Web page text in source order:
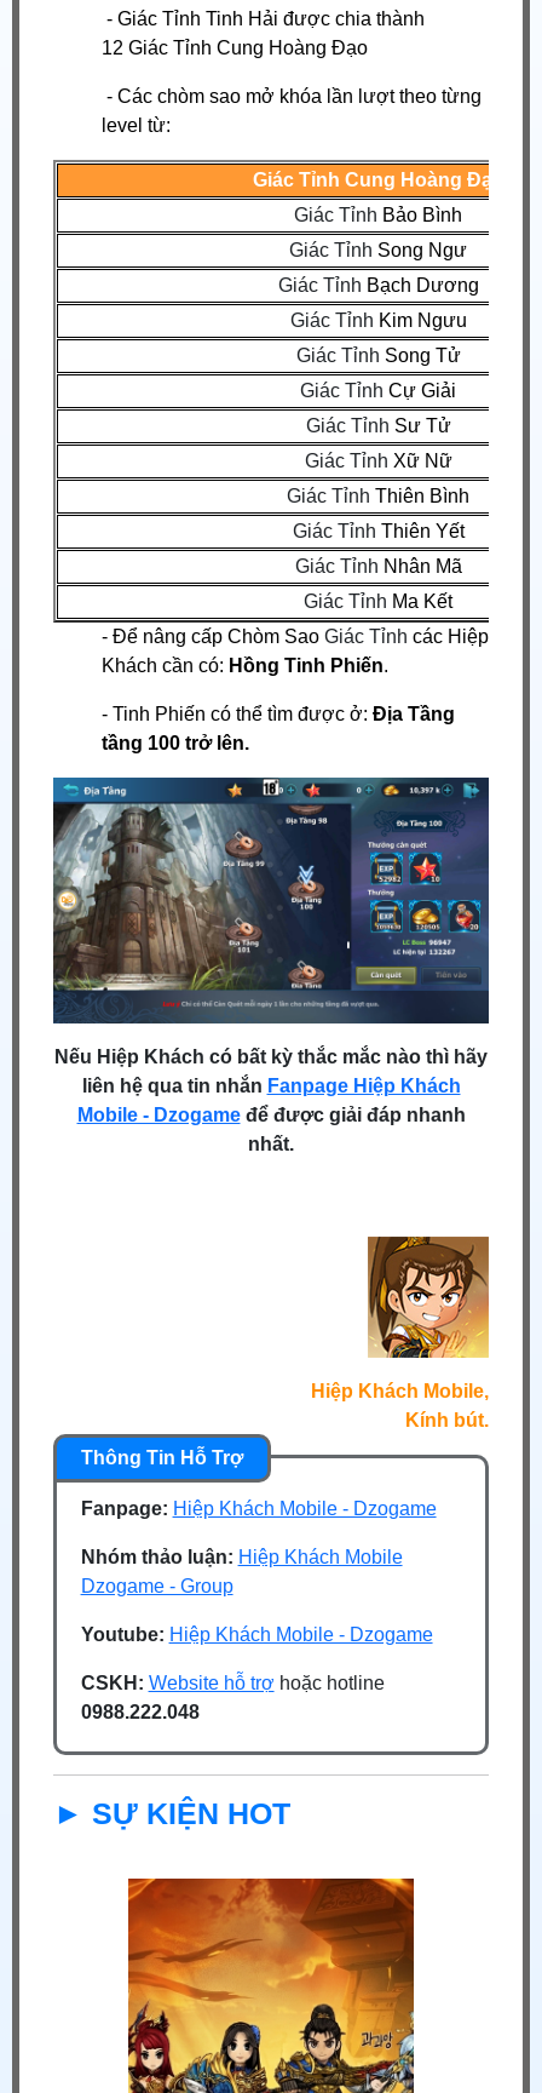
- Giác Tỉnh Tinh Hải được chia thành
12 Giác Tỉnh Cung Hoàng Đạo
- Các chòm sao mở khóa lần lượt theo từng
level từ:
Giác Tỉnh Cung Hoàng Đạo
Giác Tỉnh Bảo Bình
Giác Tỉnh Song Ngư
Giác Tỉnh Bạch Dương
Giác Tỉnh Kim Ngưu
Giác Tỉnh Song Tử
Giác TỉnhCự Giải
Giác Tỉnh Sư Tử
Giác Tỉnh Xữ Nữ
Giác TỉnhThiên Bình
Giác Tỉnh Thiên Yết
Giác Tỉnh Nhân Mã
Giác Tỉnh Ma Kết
- Để nâng cấp Chòm Sao Giác Tỉnh các Hiệp
Khách cần có: Hồng Tinh Phiến.
- Tinh Phiến có thể tìm được ở: Địa Tầng
tầng 100 trở lên.
Nếu Hiệp Khách có bất kỳ thắc mắc nào thì hãy
liên hệ qua tin nhắn Fanpage Hiệp Khách
Mobile - Dzogameđể được giải đáp nhanh
nhất.
Hiệp Khách Mobile,
Kính bút.
Fanpage: Hiệp Khách Mobile - Dzogame
Nhóm thảo luận: Hiệp Khách Mobile
Dzogame - Group
Youtube: Hiệp Khách Mobile - Dzogame
CSKH: Website hỗ trợ hoặc hotline
0988.222.048
► SỰ KIỆN HOT